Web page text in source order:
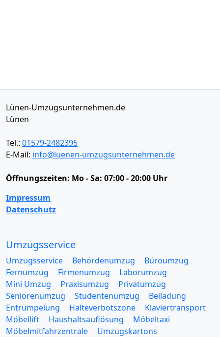
Lünen-Umzugsunternehmen.de
Lünen
Tel.: 01579-2482395
E-Mail: info@luenen-umzugsunternehmen.de
Öffnungszeiten: Mo - Sa: 07:00 - 20:00 Uhr
Impressum
Datenschutz
Umzugsservice
Umzugsservice Behördenumzug
Büroumzug
Fernumzug
Firmenumzug
Laborumzug
Mini Umzug
Praxisumzug
Privatumzug
Seniorenumzug
Studentenumzug
Beiladung
Entrümpelung
Halteverbotszone
Klaviertransport
Möbellift
Haushaltsauflösung
Möbeltaxi
Möbelmitfahrzentrale
Umzugskartons